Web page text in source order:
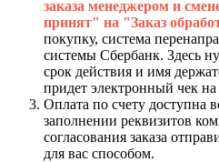
заказа менеджером и
принят" на "Заказ
покупку, система
системы Сбербанк. Здесь
срок действия и имя
придет электронный чек
Оплата по счету доступна
заполнении реквизитов
согласования заказа
для вас способом.